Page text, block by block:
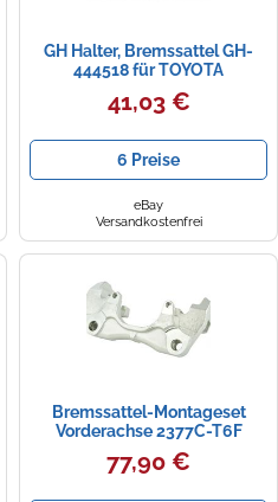
GH Halter, Bremssattel GH-
444518 für TOYOTA
41,03 €
6 Preise
eBay
Versandkostenfrei
Bremssattel-Montageset
Vorderachse 2377C-T6F
FEBEST für VW TOUAREG
MULTIVAN T5
77,90 €